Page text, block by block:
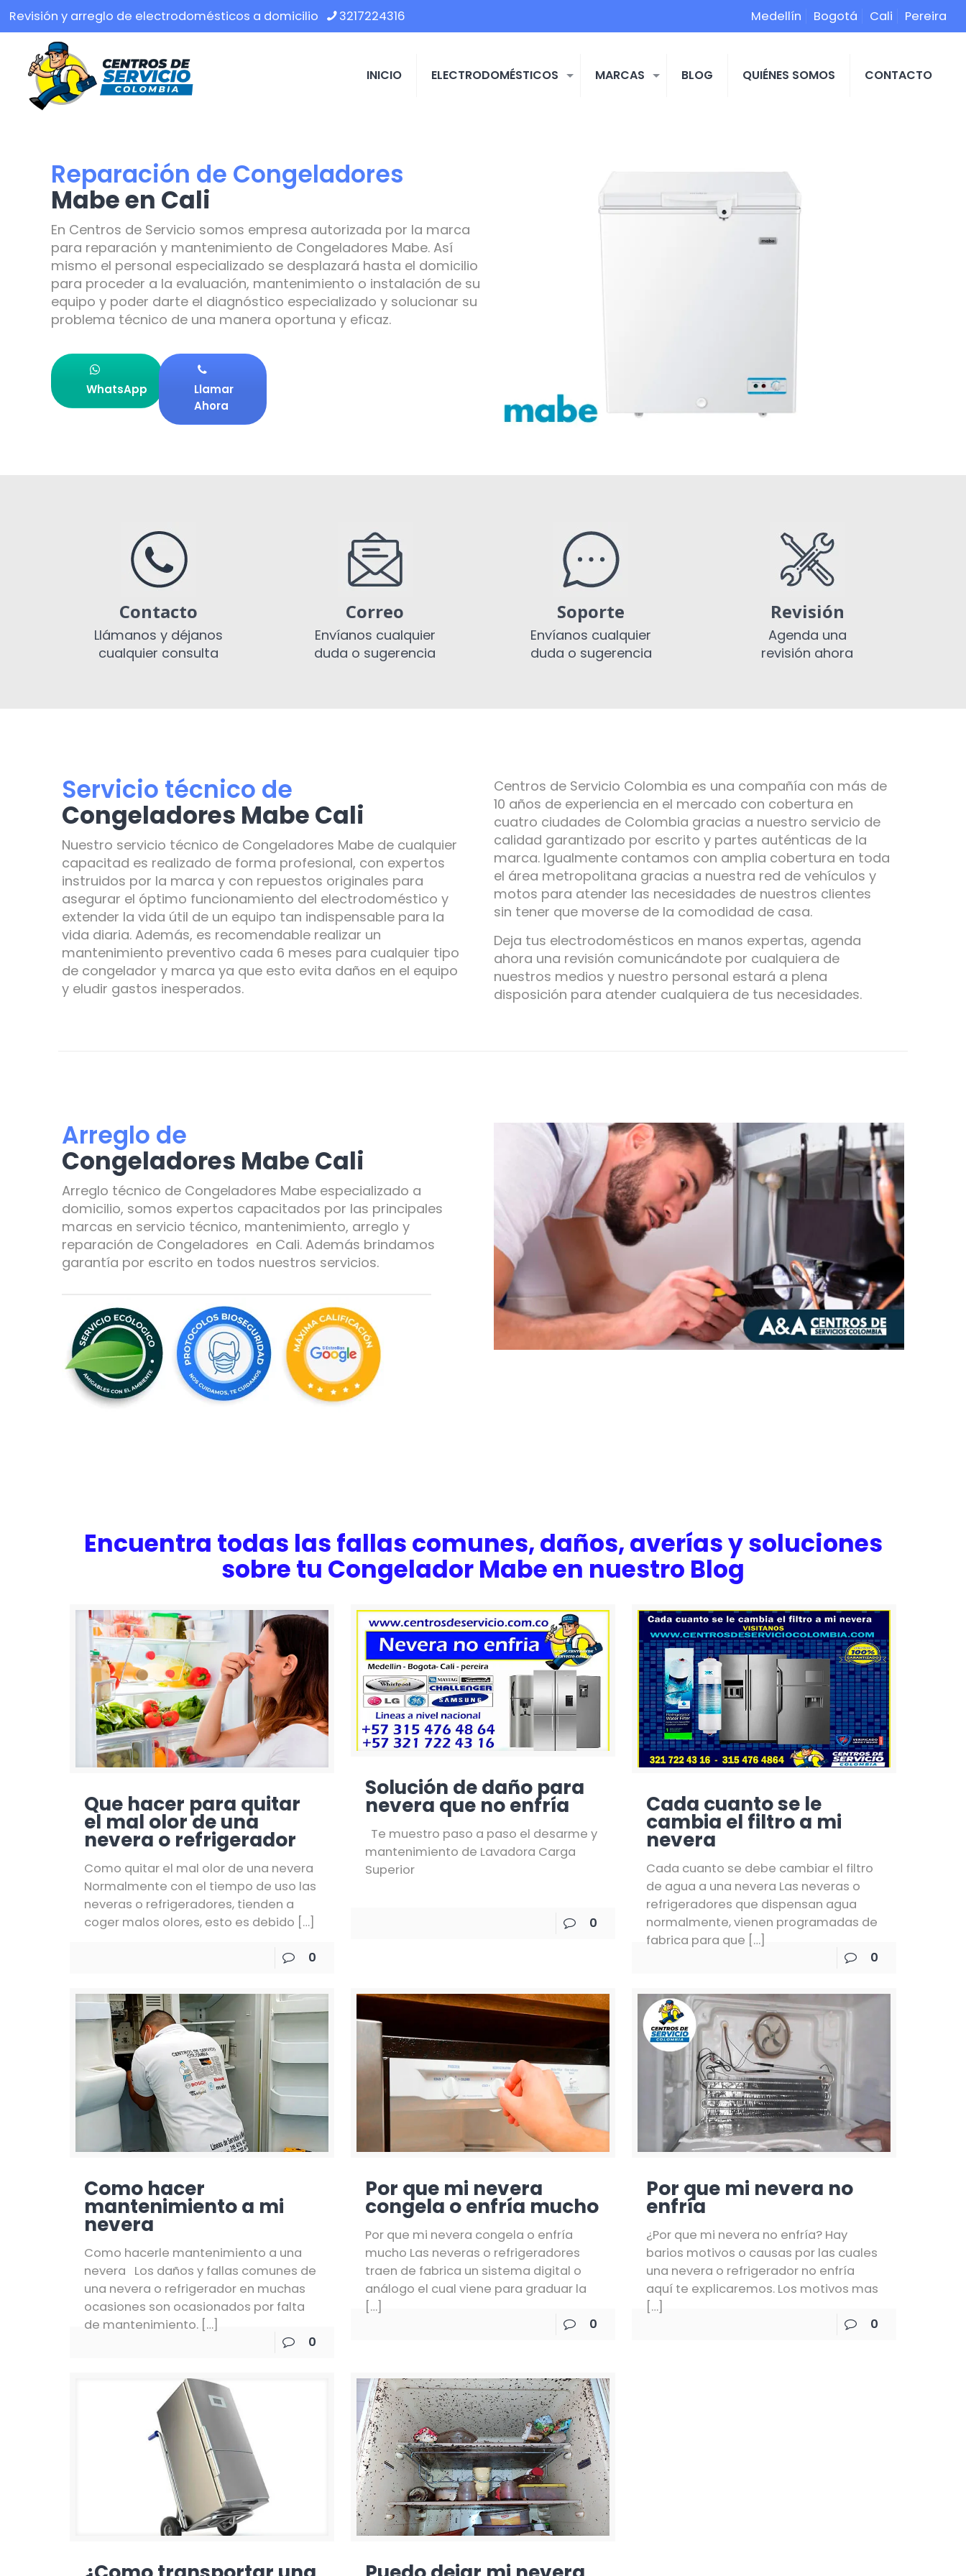
Revisión y arreglo de electrodomésticos a domicilio 3217224316 Medellín Bogotá Cali Pereira
INICIO ELECTRODOMÉSTICOS MARCAS BLOG QUIÉNES SOMOS CONTACTO
Reparación de Congeladores
Mabe en Cali
En Centros de Servicio somos empresa autorizada por la marca
para reparación y mantenimiento de Congeladores Mabe. Así
mismo el personal especializado se desplazará hasta el domicilio
para proceder a la evaluación, mantenimiento o instalación de su
equipo y poder darte el diagnóstico especializado y solucionar su
problema técnico de una manera oportuna y eficaz.
WhatsApp
Llamar
Ahora
Contacto
Llámanos y déjanos
cualquier consulta
Correo
Envíanos cualquier
duda o sugerencia
Soporte
Envíanos cualquier
duda o sugerencia
Revisión
Agenda una
revisión ahora
Servicio técnico de
Congeladores Mabe Cali
Nuestro servicio técnico de Congeladores Mabe de cualquier
capacitad es realizado de forma profesional, con expertos
instruidos por la marca y con repuestos originales para
asegurar el óptimo funcionamiento del electrodoméstico y
extender la vida útil de un equipo tan indispensable para la
vida diaria. Además, es recomendable realizar un
mantenimiento preventivo cada 6 meses para cualquier tipo
de congelador y marca ya que esto evita daños en el equipo
y eludir gastos inesperados.
Centros de Servicio Colombia es una compañía con más de
10 años de experiencia en el mercado con cobertura en
cuatro ciudades de Colombia gracias a nuestro servicio de
calidad garantizado por escrito y partes auténticas de la
marca. Igualmente contamos con amplia cobertura en toda
el área metropolitana gracias a nuestra red de vehículos y
motos para atender las necesidades de nuestros clientes
sin tener que moverse de la comodidad de casa.
Deja tus electrodomésticos en manos expertas, agenda
ahora una revisión comunicándote por cualquiera de
nuestros medios y nuestro personal estará a plena
disposición para atender cualquiera de tus necesidades.
Arreglo de
Congeladores Mabe Cali
Arreglo técnico de Congeladores Mabe especializado a
domicilio, somos expertos capacitados por las principales
marcas en servicio técnico, mantenimiento, arreglo y
reparación de Congeladores en Cali. Además brindamos
garantía por escrito en todos nuestros servicios.
Encuentra todas las fallas comunes, daños, averías y soluciones
sobre tu Congelador Mabe en nuestro Blog
Que hacer para quitar
el mal olor de una
nevera o refrigerador
Como quitar el mal olor de una nevera
Normalmente con el tiempo de uso las
neveras o refrigeradores, tienden a
coger malos olores, esto es debido […]
0
Solución de daño para
nevera que no enfría
Te muestro paso a paso el desarme y
mantenimiento de Lavadora Carga
Superior
0
Cada cuanto se le
cambia el filtro a mi
nevera
Cada cuanto se debe cambiar el filtro
de agua a una nevera Las neveras o
refrigeradores que dispensan agua
normalmente, vienen programadas de
fabrica para que […]
0
Como hacer
mantenimiento a mi
nevera
Como hacerle mantenimiento a una
nevera Los daños y fallas comunes de
una nevera o refrigerador en muchas
ocasiones son ocasionados por falta
de mantenimiento. […]
0
Por que mi nevera
congela o enfría mucho
Por que mi nevera congela o enfría
mucho Las neveras o refrigeradores
traen de fabrica un sistema digital o
análogo el cual viene para graduar la
[…]
0
Por que mi nevera no
enfría
¿Por que mi nevera no enfría? Hay
barios motivos o causas por las cuales
una nevera o refrigerador no enfría
aquí te explicaremos. Los motivos mas
[…]
0